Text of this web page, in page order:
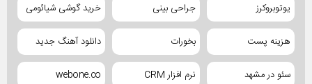
یوتوبروکرز جراحی بینی خرید گوشی شیائومی
هزینه پست بخورات دانلود آهنگ جدید
سئو در مشهد نرم افزار CRM webone.co